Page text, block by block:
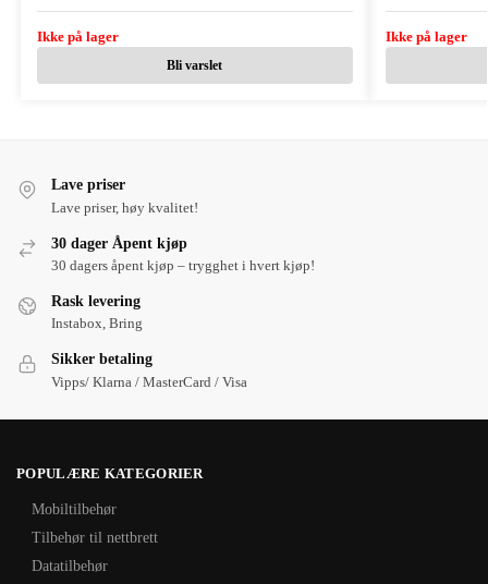
Ikke på lager
Bli varslet
Ikke på lager
Lave priser
Lave priser, høy kvalitet!
30 dager Åpent kjøp
30 dagers åpent kjøp – trygghet i hvert kjøp!
Rask levering
Instabox, Bring
Sikker betaling
Vipps/ Klarna / MasterCard / Visa
POPULÆRE KATEGORIER
Mobiltilbehør
Tilbehør til nettbrett
Datatilbehør